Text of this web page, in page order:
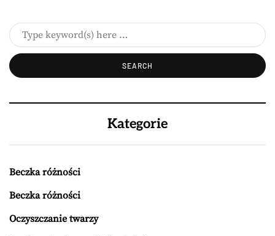
Kategorie
Beczka różności
Beczka różności
Oczyszczanie twarzy